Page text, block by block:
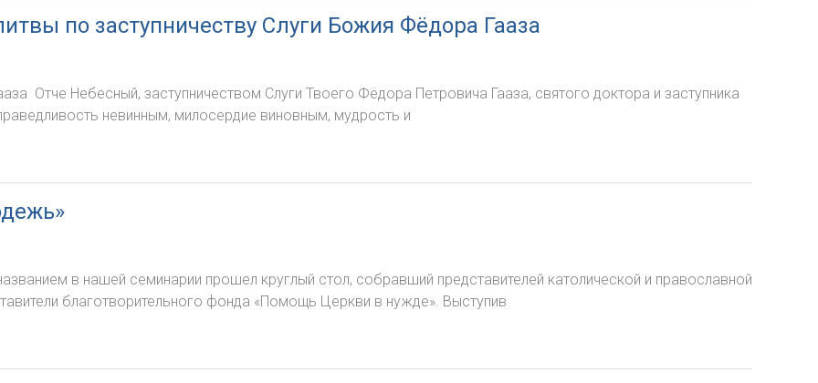
по заступничеству Слуги Божия Фёдора Гааза
Отче Небесный, заступничеством Слуги Твоего Фёдора Петровича Гааза, святого доктора и заступника
невинным, милосердие виновным, мудрость и
в нашей семинарии прошел круглый стол, собравший представителей католической и православной
благотворительного фонда «Помощь Церкви в нужде». Выступив